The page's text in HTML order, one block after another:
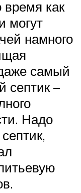
время как
могут
намного
самый
септик –
Надо